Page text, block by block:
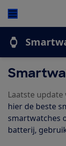
Laatste update
hier de beste
smartwatches
batterij,